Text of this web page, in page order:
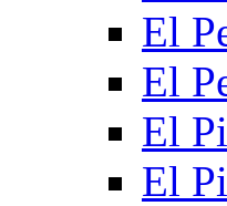
El
El
El
El